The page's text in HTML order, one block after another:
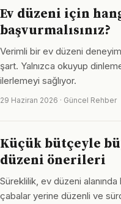
Ev düzeni için
başvurmalısınız?
Verimli bir ev düzeni
şart. Yalnızca okuyup
ilerlemeyi sağlıyor.
29 Haziran 2026 · Güncel Rehber
Küçük bütçeyle
düzeni önerileri
Süreklilik, ev düzeni
çabalar yerine düzenli ve